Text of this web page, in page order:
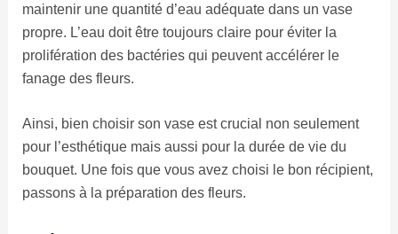
maintenir une quantité d’eau adéquate dans un vase
propre. L’eau doit être toujours claire pour éviter la
prolifération des bactéries qui peuvent accélérer le
fanage des fleurs.
Ainsi, bien choisir son vase est crucial non seulement
pour l’esthétique mais aussi pour la durée de vie du
bouquet. Une fois que vous avez choisi le bon récipient,
passons à la préparation des fleurs.